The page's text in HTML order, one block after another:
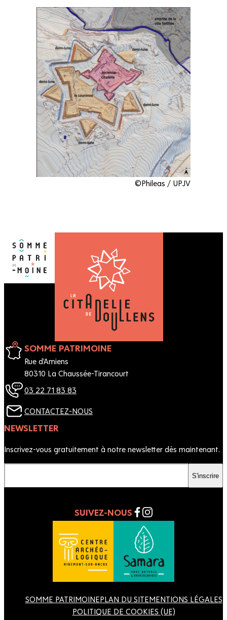
©Phileas / UPJV
SOMME PATRIMOINE
Rue d'Amiens
80310 La Chaussée-Tirancourt
03 22 71 83 83
CONTACTEZ-NOUS
NEWSLETTER
Inscrivez-vous gratuitement à notre newsletter dès maintenant.
S'inscrire
SUIVEZ-NOUS
SOMME PATRIMOINEPLAN DU SITEMENTIONS LÉGALES
POLITIQUE DE COOKIES (UE)